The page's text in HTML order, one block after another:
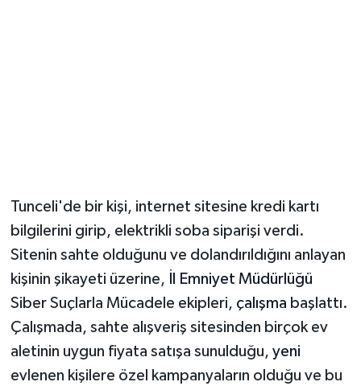
Tunceli'de bir kişi, internet sitesine kredi kartı
bilgilerini girip, elektrikli soba siparişi verdi.
Sitenin sahte olduğunu ve dolandırıldığını anlayan
kişinin şikayeti üzerine,
İl Emniyet Müdürlüğü
Siber Suçlarla Mücadele ekipleri, çalışma başlattı.
Çalışmada, sahte alışveriş sitesinden birçok ev
aletinin uygun fiyata satışa sunulduğu, yeni
evlenen kişilere özel kampanyaların olduğu ve bu
Seri İlan
Siyaset
Sokak Hayvanlarını Sahiplendirme
Sonsöz Özel
Spor